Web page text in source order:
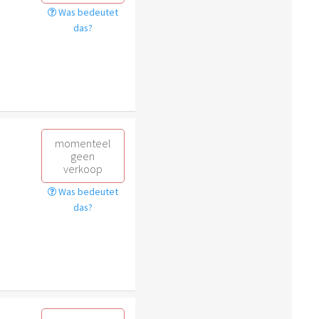
Was bedeutet
das?
momenteel
geen
verkoop
Was bedeutet
das?